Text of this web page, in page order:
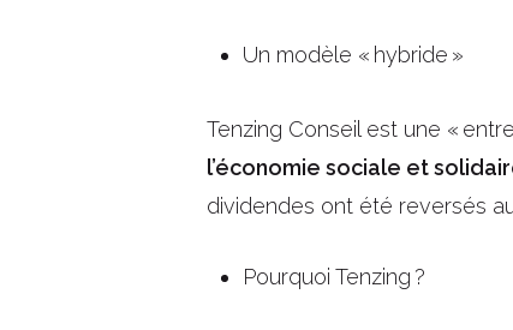
Un modèle « hybride »
Tenzing Conseil est une «
l’économie sociale et
dividendes ont été reversés
Pourquoi Tenzing ?